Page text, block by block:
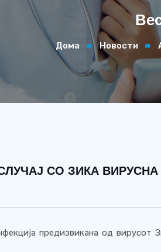
Дома Новости
СО ЗИКА
предизвикана од вирусот